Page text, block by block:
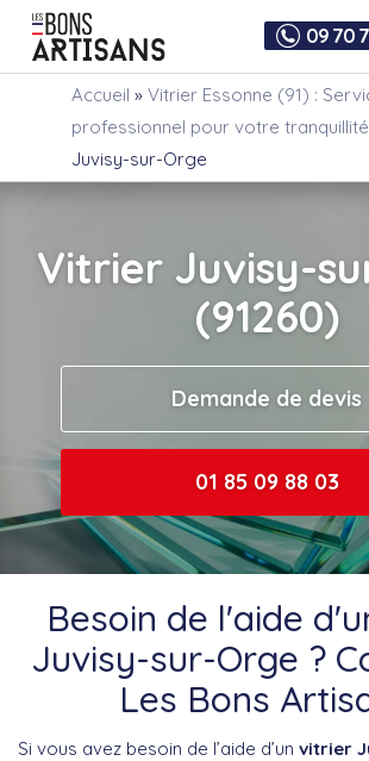
09 70
Accueil » Vitrier Essonne (91) :
professionnel pour votre
Juvisy-sur-Orge
Vitrier Juvisy-
(91260)
Demande de devis
01 85 09 88 03
Besoin de l'aide
Juvisy-sur-Orge ?
Les Bons
Si vous avez besoin de l’aide d’un vitrier